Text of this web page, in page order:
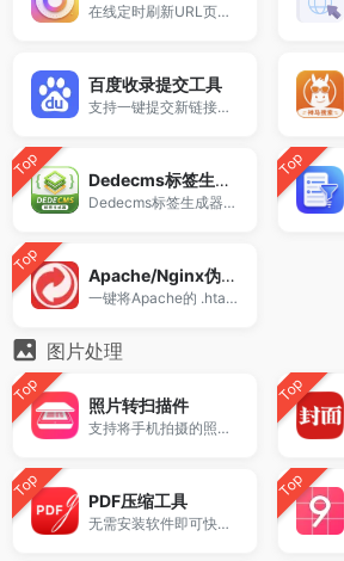
在线定时刷新URL页面，可自定义刷新间隔秒数，实现自动刷新网页。
百度收录提交工具
支持一键提交新链接至百度站长平台推送接口。
Top Dedecms标签生成器
Dedecms标签生成器支持生成常用Dede调用标签，包括arclist、channel等标签代码，提供标签大全与参数配置，适用于织梦CMS模板开发与标签调用学习。
Top
Top Apache/Nginx伪静态互转
一键将Apache的 .htaccess Rewrite伪静态规则语法转换为Nginx格式。
图片处理
Top 照片转扫描件
支持将手机拍摄的照片、证件图片和文档图片快速转换为高清电子扫描件。
Top
Top PDF压缩工具
无需安装软件即可快速减小PDF体积。
Top